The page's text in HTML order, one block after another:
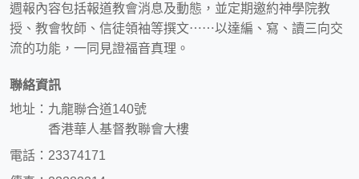
週報內容包括報道教會消息及動態，並定期邀約神學院教
授、教會牧師、信徒領袖等撰文⋯⋯以達編、寫、讀三向交
流的功能，一同見證福音真理。
聯絡資訊
地址：九龍聯合道140號
香港華人基督教聯會大樓
電話：23374171